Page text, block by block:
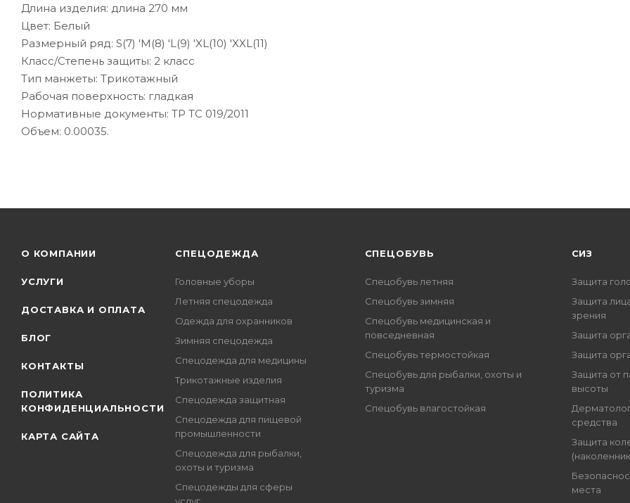
Длина изделия: длина 270 мм
Цвет: Белый
Размерный ряд: S(7) 'M(8) 'L(9) 'XL(10) 'XXL(11)
Класс/Степень защиты: 2 класс
Тип манжеты: Трикотажный
Рабочая поверхность: гладкая
Нормативные документы: ТР ТС 019/2011
Объем: 0.00035.
О КОМПАНИИ
УСЛУГИ
ДОСТАВКА И ОПЛАТА
БЛОГ
КОНТАКТЫ
ПОЛИТИКА
КОНФИДЕНЦИАЛЬНОСТИ
КАРТА САЙТА
СПЕЦОДЕЖДА
Головные уборы
Летняя спецодежда
Одежда для охранников
Зимняя спецодежда
Спецодежда для медицины
Трикотажные изделия
Спецодежда защитная
Спецодежда для пищевой
промышленности
Спецодежда для рыбалки,
охоты и туризма
Спецодежды для сферы
CПЕЦОБУВЬ
Спецобувь летняя
Спецобувь зимняя
Спецобувь медицинская и
повседневная
Спецобувь термостойкая
Спецобувь для рыбалки, охоты и
туризма
Спецобувь влагостойкая
СИЗ
Защита
Защита
зрения
Защита
Защита
Защита от
высоты
средства
Защита
места